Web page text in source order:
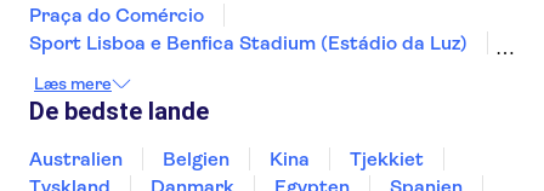
Praça do Comércio
Sport Lisboa e Benfica Stadium (Estádio da Luz)
Douro-dalen
Douro
Calouste Gulbenkian Museum
Pena-slottet
Peneda-Geres National Park
Benagil-grotte
Det Mauriske Slot
Læs mere
De bedste lande
Australien Belgien Kina
Tjekkiet